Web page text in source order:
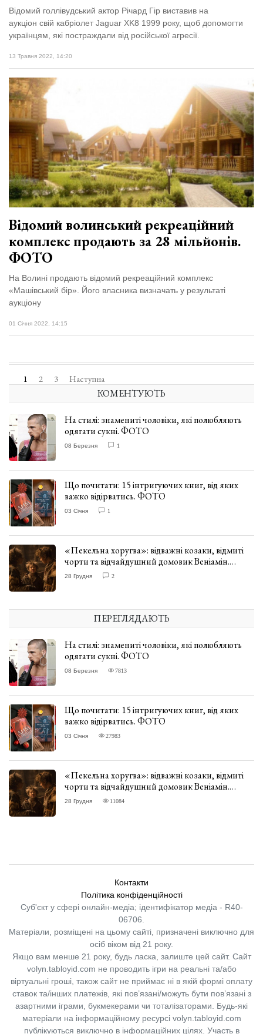
Відомий голлівудський актор Річард Гір виставив на
аукціон свій кабріолет Jaguar XK8 1999 року, щоб допомогти
українцям, які постраждали від російської агресії.
13 Травня 2022, 14:20
Відомий волинський рекреаційний
комплекс продають за 28 мільйонів.
ФОТО
На Волині продають відомий рекреаційний комплекс
«Машівський бір». Його власника визначать у результаті
аукціону
01 Січня 2022, 14:15
1 2 3 Наступна
КОМЕНТУЮТЬ
На стилі: знамениті чоловіки, які полюбляють
одягати сукні. ФОТО
08 Березня 1
Що почитати: 15 інтригуючих книг, від яких
важко відірватись. ФОТО
03 Січня 1
«Пекельна хоругва»: відважні козаки, відмиті
чорти та відчайдушний домовик Веніамін.
ВІДГУК
28 Грудня 2
ПЕРЕГЛЯДАЮТЬ
На стилі: знамениті чоловіки, які полюбляють
одягати сукні. ФОТО
08 Березня 7813
Що почитати: 15 інтригуючих книг, від яких
важко відірватись. ФОТО
03 Січня 27983
«Пекельна хоругва»: відважні козаки, відмиті
чорти та відчайдушний домовик Веніамін.
ВІДГУК
28 Грудня 11084
Контакти
Політика конфіденційності
Суб'єкт у сфері онлайн-медіа; ідентифікатор медіа - R40-
06706.
Матеріали, розміщені на цьому сайті, призначені виключно для
осіб віком від 21 року.
Якщо вам менше 21 року, будь ласка, залиште цей сайт. Сайт
volyn.tabloyid.com не проводить ігри на реальні та/або
віртуальні гроші, також сайт не приймає ні в якій формі оплату
ставок та/інших платежів, які пов’язані/можуть бути пов’язані з
азартними іграми, букмекерами чи тоталізаторами. Будь-які
матеріали на інформаційному ресурсі volyn.tabloyid.com
публікуються виключно в інформаційних цілях. Участь в